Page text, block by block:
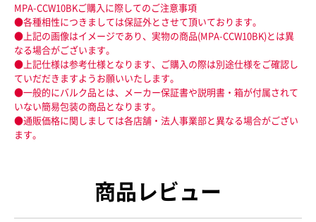
MPA-CCW10BKご購入に際してのご注意事項
●各種相性につきましては保証外とさせて頂いております。
●上記の画像はイメージであり、実物の商品(MPA-CCW10BK)とは異
なる場合がございます。
●上記仕様は参考仕様となります、ご購入の際は別途仕様をご確認し
ていだだきますようお願いいたします。
●一般的にバルク品とは、メーカー保証書や説明書・箱が付属されて
いない簡易包装の商品となります。
●通販価格に関しましては各店舗・法人事業部と異なる場合がござい
ます。
商品レビュー